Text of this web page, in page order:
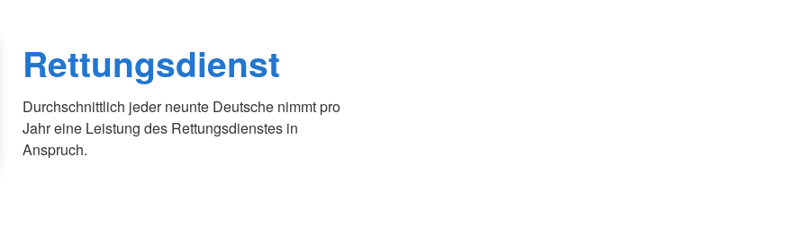
Rettungsdienst
Durchschnittlich jeder neunte Deutsche nimmt pro
Jahr eine Leistung des Rettungsdienstes in
Anspruch.